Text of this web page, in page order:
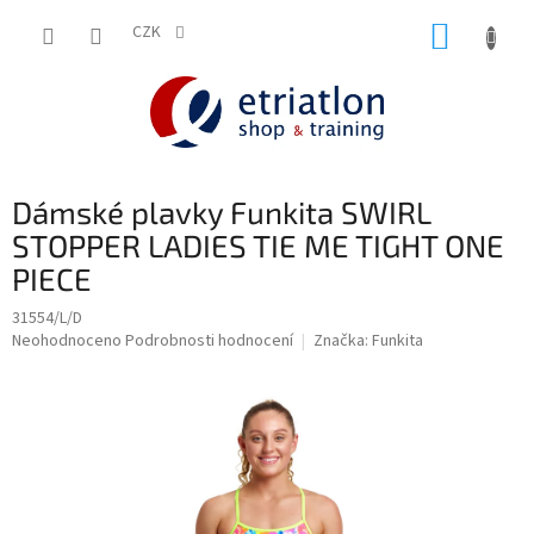
CZK
Dámské plavky Funkita SWIRL
STOPPER LADIES TIE ME TIGHT ONE
PIECE
31554/L/D
Průměrné
Neohodnoceno Podrobnosti hodnocení Značka: Funkita
shop.etriatlon.cz - Chat